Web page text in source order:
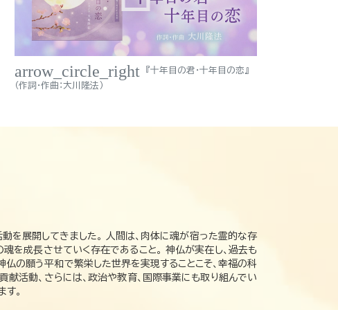
arrow_circle_right
『十年目の君・十年目の恋』
（作詞・作曲：大川隆法）
を展開してきました。 人間は、肉体に魂が宿った霊的な存
を成長させていく存在であること。 神仏が実在し、過去も
の願う平和で繁栄した世界を実現することこそ、幸福の科
活動、さらには、政治や教育、国際事業にも取り組んでい
。